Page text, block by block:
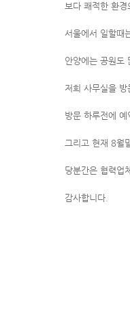
보다 쾌적한 환경
서울에서 일할때
안양에는 공원도
저희 사무실을
방문 하루전에
그리고 현재 8월
당분간은 협력업
감사합니다.